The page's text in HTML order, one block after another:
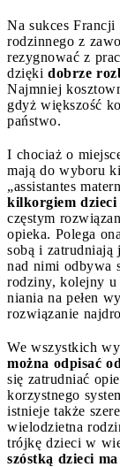
Na sukces Francji
rodzinnego z
rezygnować z
dzięki dobrze
Najmniej
gdyż większość
państwo.
I chociaż o
mają do wyboru
„assistantes
kilkorgiem dzieci
częstym
opieka. Polega
sobą i
nad nimi odbywa
rodziny, kolejny u
niania na pełen
rozwiązanie
We wszystkich
można odpisać
się zatrudniać
korzystnego
istnieje także
wielodzietna
trójkę dzieci w
szóstką dzieci